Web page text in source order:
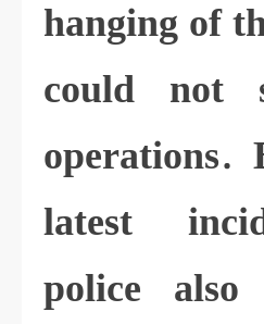
hanging of
could not
operations.
latest
police also